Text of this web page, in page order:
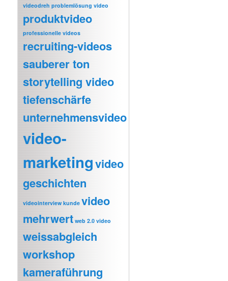
videodreh problemlösung video
produktvideo
professionelle videos
recruiting-videos
sauberer ton
storytelling video
tiefenschärfe
unternehmensvideo
video-
marketingvideo
geschichten
videointerview kunde video
mehrwert web 2.0 video
weissabgleich
workshop
kameraführung